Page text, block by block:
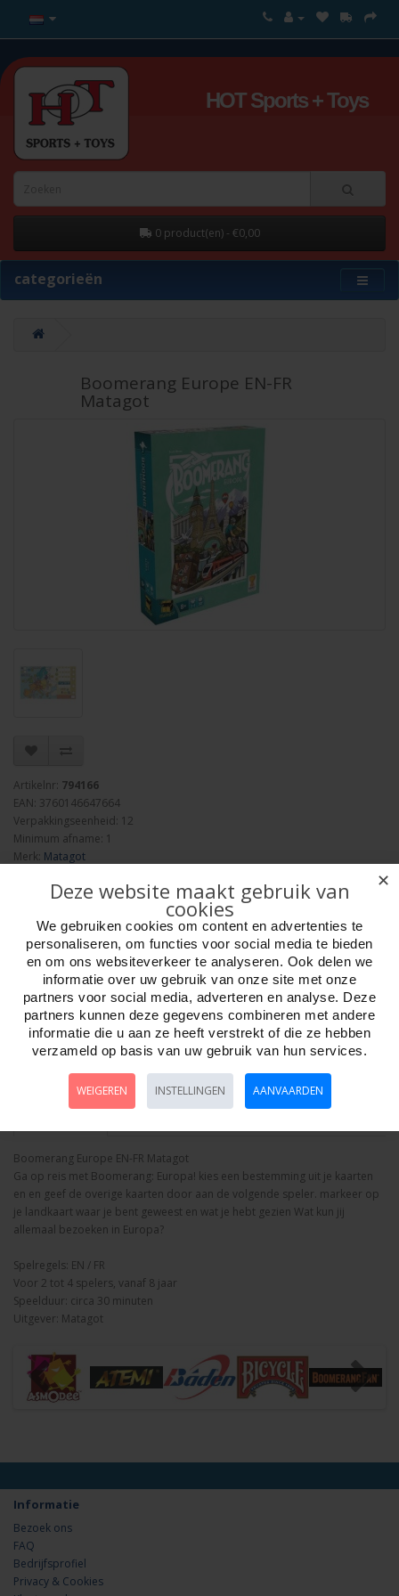
HOT Sports + Toys
0 product(en) - €0,00
categorieën
Boomerang Europe EN-FR
Matagot
Artikelnr: 794166
EAN: 3760146647664
Verpakkingseenheid: 12
Minimum afname: 1
Merk: Matagot
Aantal
Bestellen
Boomerang Europe EN-FR Matagot
Ga op reis met Boomerang: Europa! kies een bestemming uit je kaarten
en en geef de overige kaarten door aan de volgende speler. markeer op
je landkaart waar je bent geweest en wat je hebt gezien Wat kun jij
allemaal bezoeken in Europa?
Spelregels: EN / FR
Voor 2 tot 4 spelers, vanaf 8 jaar
Speelduur: circa 30 minuten
Uitgever: Matagot
Informatie
Bezoek ons
FAQ
Bedrijfsprofiel
Privacy & Cookies
✕
Deze website maakt gebruik van
cookies
We gebruiken cookies om content en advertenties te
personaliseren, om functies voor social media te bieden
en om ons websiteverkeer te analyseren. Ook delen we
informatie over uw gebruik van onze site met onze
partners voor social media, adverteren en analyse. Deze
partners kunnen deze gegevens combineren met andere
informatie die u aan ze heeft verstrekt of die ze hebben
verzameld op basis van uw gebruik van hun services.
WEIGEREN INSTELLINGEN AANVAARDEN